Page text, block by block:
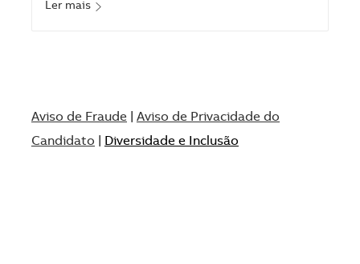
Ler mais
Aviso de Fraude| Aviso de Privacidade do
Candidato
Diversidade e Inclusão